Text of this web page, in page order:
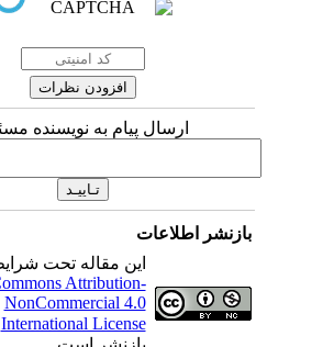
ارسال پیام به نویسنده
بازنشر اطلاعات
این مقاله تحت
Commons Attribution-
NonCommercial 4.0
International License